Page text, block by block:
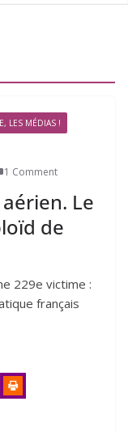
LES MÉDIAS !
1 Comment
Le
de
229e vic­time :
fran­çais